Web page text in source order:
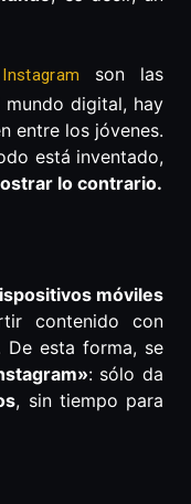
son las
digital, hay
entre los jóvenes.
está inventado,
lo contrario.
móviles
contenido con
De esta forma, se
: sólo da
, sin tiempo para